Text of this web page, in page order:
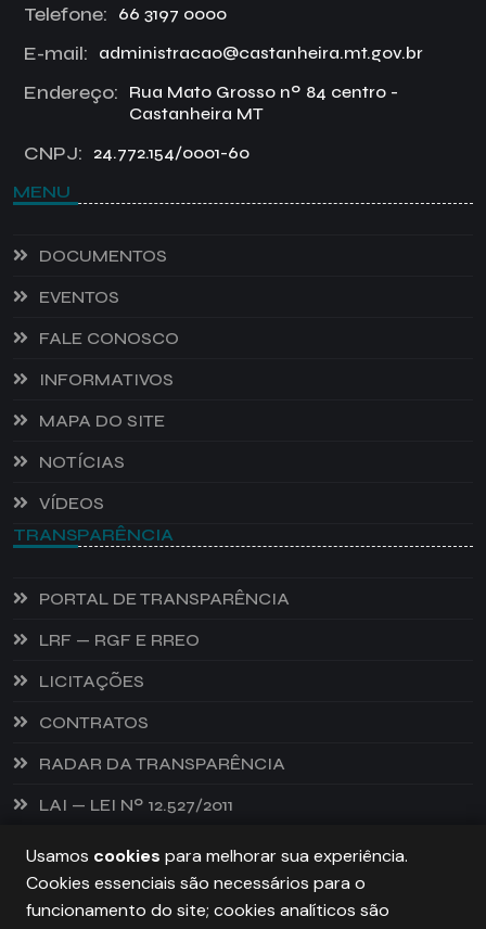
Telefone: 66 3197 0000
E-mail: administracao@castanheira.mt.gov.br
Endereço:
Rua Mato Grosso nº 84 centro -
Castanheira MT
CNPJ: 24.772.154/0001-60
MENU
DOCUMENTOS
EVENTOS
FALE CONOSCO
INFORMATIVOS
MAPA DO SITE
NOTÍCIAS
VÍDEOS
TRANSPARÊNCIA
PORTAL DE TRANSPARÊNCIA
LRF — RGF E RREO
LICITAÇÕES
CONTRATOS
RADAR DA TRANSPARÊNCIA
LAI — LEI Nº 12.527/2011
PREFEITURA DE CASTANHEIRA, TODOS OS DIREITOS
Usamos cookies para melhorar sua experiência.
Cookies essenciais são necessários para o
funcionamento do site; cookies analíticos são